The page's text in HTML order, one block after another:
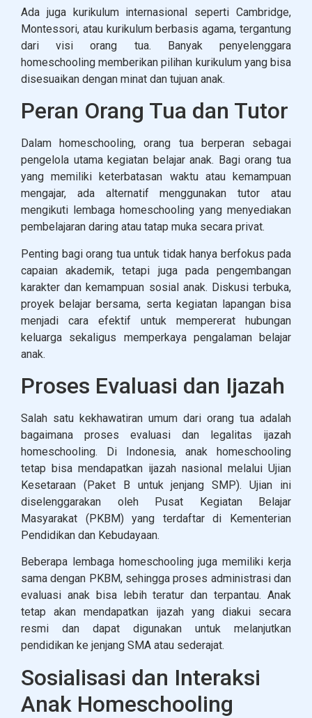
Ada juga kurikulum internasional seperti Cambridge,
Montessori, atau kurikulum berbasis agama, tergantung
dari visi orang tua. Banyak penyelenggara
homeschooling memberikan pilihan kurikulum yang bisa
disesuaikan dengan minat dan tujuan anak.
Peran Orang Tua dan Tutor
Dalam homeschooling, orang tua berperan sebagai
pengelola utama kegiatan belajar anak. Bagi orang tua
yang memiliki keterbatasan waktu atau kemampuan
mengajar, ada alternatif menggunakan tutor atau
mengikuti lembaga homeschooling yang menyediakan
pembelajaran daring atau tatap muka secara privat.
Penting bagi orang tua untuk tidak hanya berfokus pada
capaian akademik, tetapi juga pada pengembangan
karakter dan kemampuan sosial anak. Diskusi terbuka,
proyek belajar bersama, serta kegiatan lapangan bisa
menjadi cara efektif untuk mempererat hubungan
keluarga sekaligus memperkaya pengalaman belajar
anak.
Proses Evaluasi dan Ijazah
Salah satu kekhawatiran umum dari orang tua adalah
bagaimana proses evaluasi dan legalitas ijazah
homeschooling. Di Indonesia, anak homeschooling
tetap bisa mendapatkan ijazah nasional melalui Ujian
Kesetaraan (Paket B untuk jenjang SMP). Ujian ini
diselenggarakan oleh Pusat Kegiatan Belajar
Masyarakat (PKBM) yang terdaftar di Kementerian
Pendidikan dan Kebudayaan.
Beberapa lembaga homeschooling juga memiliki kerja
sama dengan PKBM, sehingga proses administrasi dan
evaluasi anak bisa lebih teratur dan terpantau. Anak
tetap akan mendapatkan ijazah yang diakui secara
resmi dan dapat digunakan untuk melanjutkan
pendidikan ke jenjang SMA atau sederajat.
Sosialisasi dan Interaksi
Anak Homeschooling